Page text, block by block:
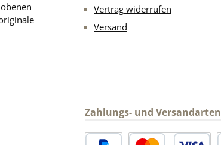
Vertrag widerrufen
Versand
Zahlungs- und Versandarten